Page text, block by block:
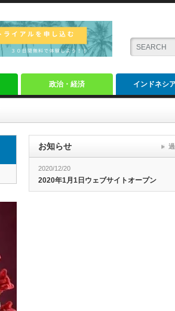
政治・経済 インドネシ
お知らせ
2020/12/20
2020年1月1日ウェブサイトオープン